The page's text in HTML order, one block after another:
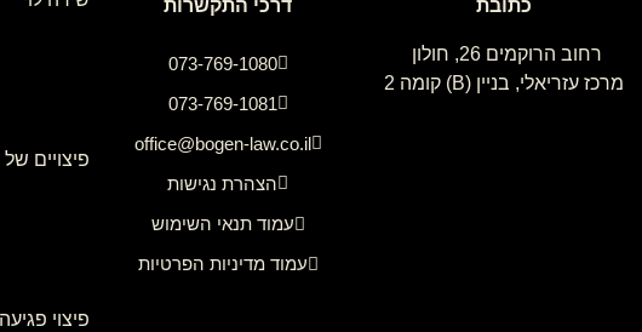
כתובת
רחוב הרוקמים 26, חולון
מרכז עזריאלי, בניין (B) קומה 2
דרכי התקשרות
073-769-1080
073-769-1081
office@bogen-law.co.il
הצהרת נגישות
עמוד תנאי השימוש
עמוד מדיניות הפרטיות
פיצויים
פיצוי